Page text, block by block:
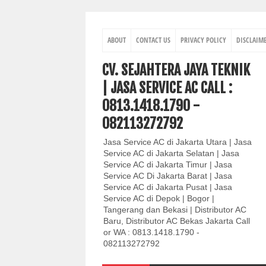
ABOUT CONTACT US PRIVACY POLICY
CV. SEJAHTERA JAYA TEKNIK
| JASA SERVICE AC CALL :
0813.1418.1790 -
082113272792
Jasa Service AC di Jakarta Utara | Jasa
Service AC di Jakarta Selatan | Jasa
Service AC di Jakarta Timur | Jasa
Service AC Di Jakarta Barat | Jasa
Service AC di Jakarta Pusat | Jasa
Service AC di Depok | Bogor |
Tangerang dan Bekasi | Distributor AC
Baru, Distributor AC Bekas Jakarta Call
or WA : 0813.1418.1790 -
082113272792